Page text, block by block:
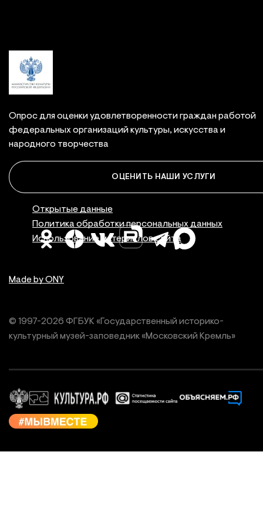
Опрос для оценки удовлетворенности граждан работой
федеральных организаций культуры, искусства и
народного творчества
ОЦЕНИТЬ НАШИ УСЛУГИ
Made by ONY
© 1997-2026 ФГБУК «Государственный историко-
культурный музей-заповедник «Московский Кремль»
Правовая
Открытые данные
Политика обработки персональных данных
Использование материалов сайта